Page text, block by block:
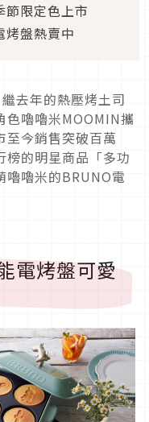
節限定色上市
盤熱賣中
去年的熱壓烤土司
色嚕嚕米MOOMIN攜
至今銷售突破百萬
榜的明星商品「多功
嚕嚕米的BRUNO電
電烤盤可愛